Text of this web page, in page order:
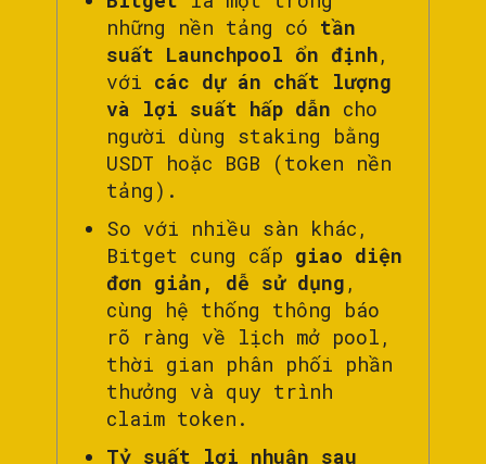
những nền tảng có tần
suất Launchpool ổn định,
với các dự án chất lượng
và lợi suất hấp dẫn cho
người dùng staking bằng
USDT hoặc BGB (token nền
tảng).
So với nhiều sàn khác,
Bitget cung cấp giao diện
đơn giản, dễ sử dụng ,
cùng hệ thống thông báo
rõ ràng về lịch mở pool,
thời gian phân phối phần
thưởng và quy trình
claim token.
Tỷ suất lợi nhuận sau